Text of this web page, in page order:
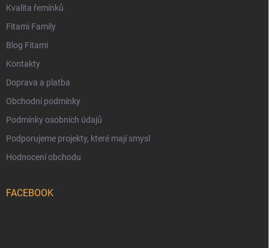
Kvalita řemínků
Fitami Family
Blog Fitami
Kontakty
Doprava a platba
Obchodní podmínky
Podmínky osobních údajů
Podporujeme projekty, které mají smysl
Hodnocení obchodu
FACEBOOK